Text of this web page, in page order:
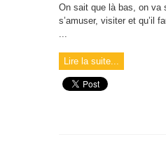
On sait que là bas, on va
s’amuser, visiter et qu’il
...
Lire la suite...